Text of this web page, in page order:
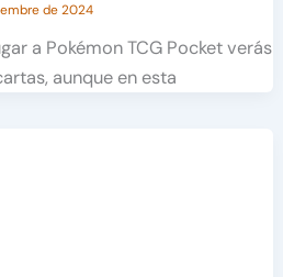
de 2024
a Pokémon TCG Pocket verás
aunque en esta